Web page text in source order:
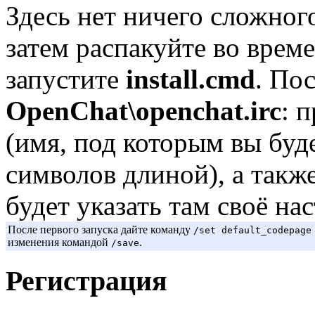
Здесь нет ничего
затем распакуйте во
запустите install.cmd.
OpenChat\openchat.irc:
(имя, под которым вы
символов длиной), а
будет указать там своё
После первого запуска дайте команду /set default_codepage
изменения командой /save.
Регистрация